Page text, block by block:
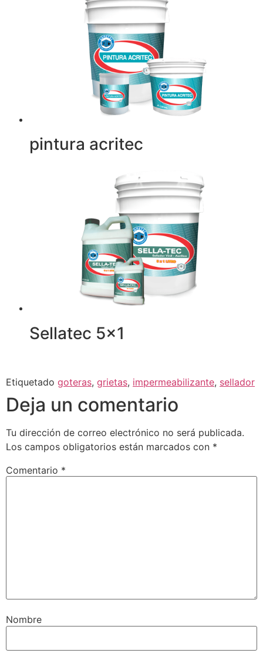
pintura acritec
Sellatec 5×1
Etiquetado goteras, grietas, impermeabilizante, sellador
Deja un comentario
Tu dirección de correo electrónico no será publicada.
Los campos obligatorios están marcados con *
Comentario *
Nombre